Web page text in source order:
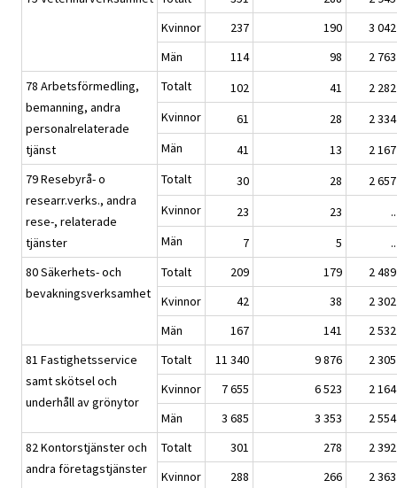
Kvinnor
237 190
3 042
Män
114 98
2 763
78 Arbetsförmedling,
bemanning, andra
personalrelaterade
tjänst
Totalt 102 41
2 282
Kvinnor
61 28
2 334
Män
41 13
2 167
79 Resebyrå- o
researr.verks., andra
rese-, relaterade
tjänster
Totalt 30 28
2 657
Kvinnor
23 23
..
Män
7 5
..
80 Säkerhets- och
bevakningsverksamhet
Totalt 209 179
2 489
Kvinnor
42 38
2 302
Män
167 141
2 532
81 Fastighetsservice
samt skötsel och
underhåll av grönytor
Totalt 11 340 9 876
2 305
Kvinnor
7 655 6 523
2 164
Män
3 685 3 353
2 554
82 Kontorstjänster och
andra företagstjänster
Totalt 301 278
2 392
Kvinnor
288 266
2 363